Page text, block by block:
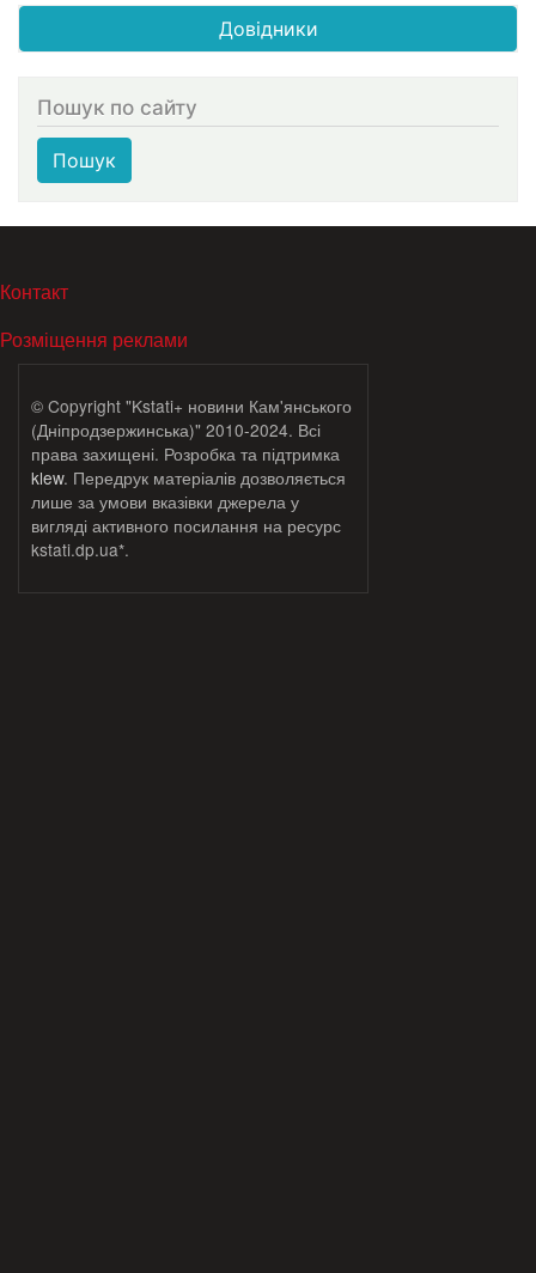
Довідники
Пошук по сайту
Пошук
МЕНЮ В ПОДВАЛЕ
Контакт
Розміщення реклами
© Copyright "Kstati+ новини Кам'янського
(Дніпродзержинська)" 2010-2024. Всі
права захищені. Розробка та підтримка
klew. Передрук матеріалів дозволяється
лише за умови вказівки джерела у
вигляді активного посилання на ресурс
kstati.dp.ua*.